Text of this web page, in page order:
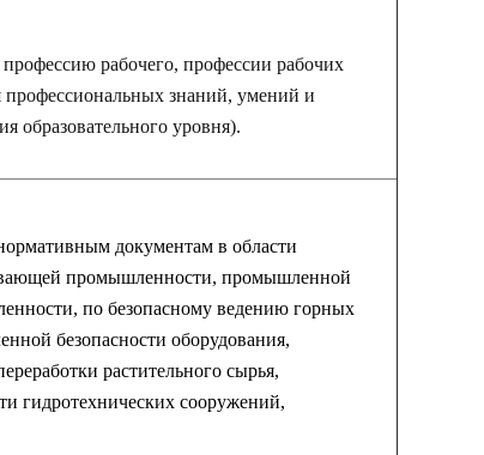
рабочего, профессии рабочих
профессиональных знаний, умений и
уровня).
документам в области
промышленности, промышленной
по безопасному ведению горных
безопасности оборудования,
растительного сырья,
гидротехнических сооружений,